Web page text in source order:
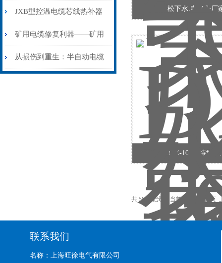
步作业法
山电力动脉的“智能外科医
生”
JXB型控温电缆芯线热补器
安装与接线：精准修复的工
艺基石
矿用电缆修复利器——矿用
电缆热补机智能控温，安全
从损伤到重生：半自动电缆
松下水.电接头厂
DRZ-100正特型厂
共 50 条记录，当前 1 / 4 页 首页
联系我们
名称：上海旺徐电气有限公司